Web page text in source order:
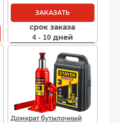
ЗАКАЗАТЬ
срок заказа
4 - 10 дней
Домкрат бутылочный